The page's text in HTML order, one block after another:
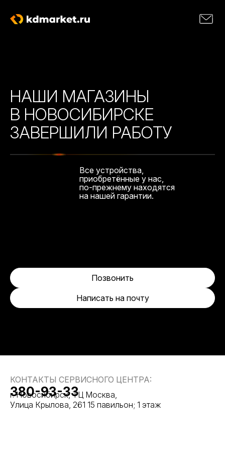
НАШИ МАГАЗИНЫ
В НОВОСИБИРСКЕ
ЗАВЕРШИЛИ РАБОТУ
Все устройства,
приобретённые у нас,
по-прежнему находятся
на нашей гарантии.
Написать на почту
Позвонить
КОНТАКТЫ СЕРВИСНОГО ЦЕНТРА:
г. Новосибирск, ТЦ Москва,
Улица Крылова, 261 15 павильон; 1 этаж
380-93-33